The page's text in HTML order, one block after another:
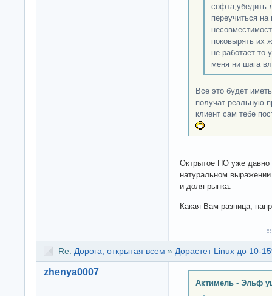
софта,убедить
переучиться
поковырять их
не работает то
меня ни шага
Все это будет
получат реальную
клиент сам тебе
Октрытое ПО уже
натуральном
и доля рынка.
Какая Вам разница,
Re: Дорога, открытая всем » Дорастет Linux до 10-
zhenya0007
Актимель - Эльф